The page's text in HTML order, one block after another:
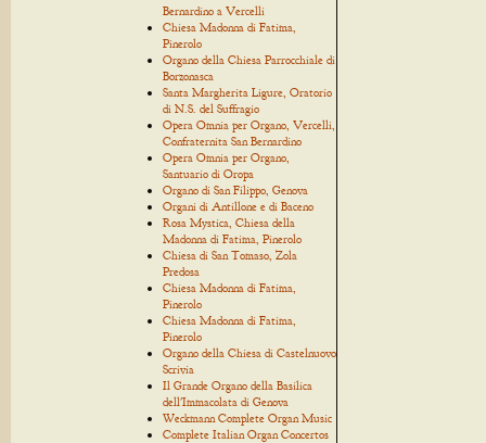
Bernardino a Vercelli
Chiesa Madonna di Fatima,
Pinerolo
Organo della Chiesa Parrocchiale di
Borzonasca
Santa Margherita Ligure, Oratorio
di N.S. del Suffragio
Opera Omnia per Organo, Vercelli,
Confraternita San Bernardino
Opera Omnia per Organo,
Santuario di Oropa
Organo di San Filippo, Genova
Organi di Antillone e di Baceno
Rosa Mystica, Chiesa della
Madonna di Fatima, Pinerolo
Chiesa di San Tomaso, Zola
Predosa
Chiesa Madonna di Fatima,
Pinerolo
Chiesa Madonna di Fatima,
Pinerolo
Organo della Chiesa di Castelnuovo
Scrivia
Il Grande Organo della Basilica
dell'Immacolata di Genova
Weckmann Complete Organ Music
Complete Italian Organ Concertos